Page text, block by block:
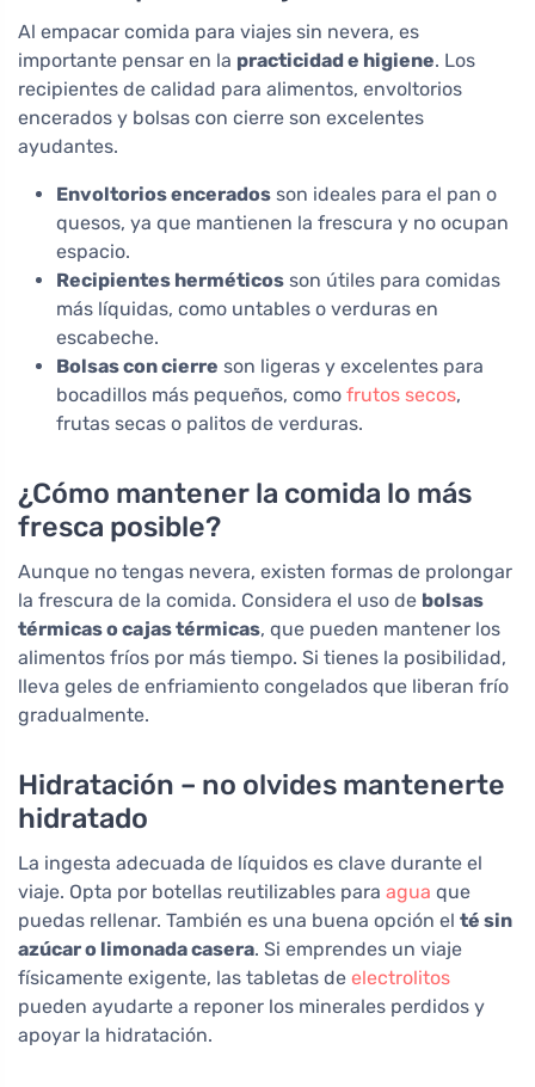
Al empacar comida para viajes sin nevera, es
importante pensar en la practicidad e higiene. Los
recipientes de calidad para alimentos, envoltorios
encerados y bolsas con cierre son excelentes
ayudantes.
Envoltorios encerados son ideales para el pan o
quesos, ya que mantienen la frescura y no ocupan
espacio.
Recipientes herméticos son útiles para comidas
más líquidas, como untables o verduras en
escabeche.
Bolsas con cierre son ligeras y excelentes para
bocadillos más pequeños, como frutos secos,
frutas secas o palitos de verduras.
¿Cómo mantener la comida lo más
fresca posible?
Aunque no tengas nevera, existen formas de prolongar
la frescura de la comida. Considera el uso de bolsas
térmicas o cajas térmicas, que pueden mantener los
alimentos fríos por más tiempo. Si tienes la posibilidad,
lleva geles de enfriamiento congelados que liberan frío
gradualmente.
Hidratación – no olvides mantenerte
hidratado
La ingesta adecuada de líquidos es clave durante el
viaje. Opta por botellas reutilizables para agua que
puedas rellenar. También es una buena opción el té sin
azúcar o limonada casera. Si emprendes un viaje
físicamente exigente, las tabletas de electrolitos
pueden ayudarte a reponer los minerales perdidos y
apoyar la hidratación.